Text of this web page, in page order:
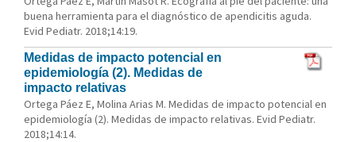
buena herramienta para el diagnóstico de apendicitis aguda.
Evid Pediatr. 2018;14:19.
Medidas de impacto potencial en
epidemiología (2). Medidas de
impacto relativas
Ortega Páez E, Molina Arias M. Medidas de impacto potencial en
epidemiología (2). Medidas de impacto relativas. Evid Pediatr.
2018;14:14.